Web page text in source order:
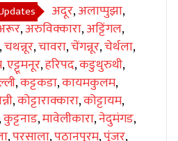
अदूर,अलाप्पुझा,
,अरुविक्कारा,अट्टिंगल,
,चथन्नूर,चावरा,चेंगन्नूर,चेर्थला,
,एट्टूमनूर,हरिपद,कडुथुरुथी,
,कट्टकडा,कायमकुलम,
,कोट्टाराक्कारा,कोट्टायम,
,कुट्टनाड,मावेलीकारा,नेदुमंगड,